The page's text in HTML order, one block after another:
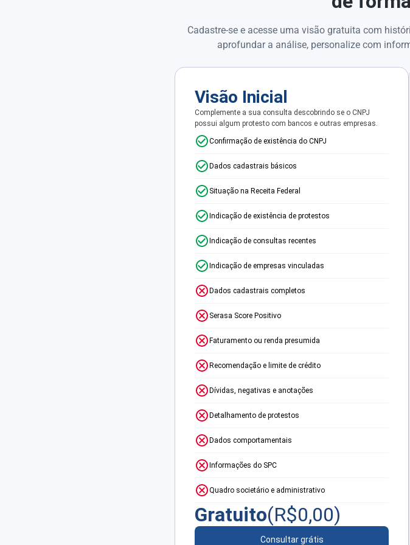
Cadastre-se e acesse uma visão gratuita com
aprofundar a análise, personalize com
Visão Inicial
Complemente a sua consulta descobrindo se o CNPJ
possui algum protesto com bancos e outras empresas.
Confirmação de existência do CNPJ
Dados cadastrais básicos
Situação na Receita Federal
Indicação de existência de protestos
Indicação de consultas recentes
Indicação de empresas vinculadas
Dados cadastrais completos
Serasa Score Positivo
Faturamento ou renda presumida
Recomendação e limite de crédito
Dívidas, negativas e anotações
Detalhamento de protestos
Dados comportamentais
Informações do SPC
Quadro societário e administrativo
Gratuito(R$0,00)
Consultar grátis